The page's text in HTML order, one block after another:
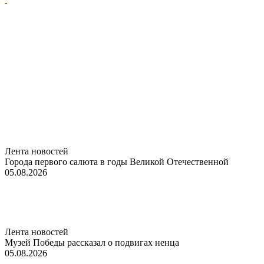
Лента новостей
Города первого салюта в годы Великой Отечественной
05.08.2026
Лента новостей
Музей Победы рассказал о подвигах ненца
05.08.2026